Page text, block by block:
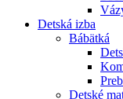
Detská izba
Bábätká
Detské